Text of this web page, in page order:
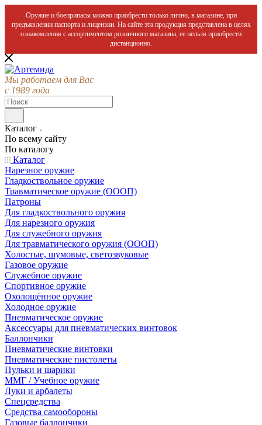
Оружие и боеприпасы можно приобрести только лично, в магазине, при
предъявлении паспорта и лицензии. На сайте эта продукция представлена в целях
ознакомления с ассортиментом розничного магазина, ее нельзя приобрести
дистанционно.
Мы работаем для Вас
с 1989 года
Каталог
По всему сайту
По каталогу
Каталог
Нарезное оружие
Гладкоствольное оружие
Травматическое оружие (ОООП)
Патроны
Для гладкоствольного оружия
Для нарезного оружия
Для служебного оружия
Для травматического оружия (ОООП)
Холостые, шумовые, светозвуковые
Газовое оружие
Служебное оружие
Спортивное оружие
Охолощённое оружие
Холодное оружие
Пневматическое оружие
Аксессуары для пневматических винтовок
Баллончики
Пневматические винтовки
Пневматические пистолеты
Пульки и шарики
ММГ / Учебное оружие
Луки и арбалеты
Спецсредства
Средства самообороны
Газовые баллончики